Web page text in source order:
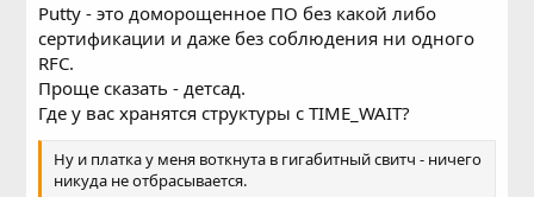
Putty - это доморощенное ПО без какой либо
сертификации и даже без соблюдения ни одного
RFC.
Проще сказать - детсад.
Где у вас хранятся структуры с TIME_WAIT?
Ну и платка у меня воткнута в гигабитный свитч - ничего
никуда не отбрасывается.